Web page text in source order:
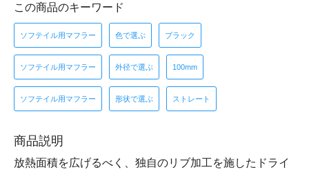
この商品のキーワード
ソフテイル用マフラー 色で選ぶ ブラック
ソフテイル用マフラー 外径で選ぶ 100mm
ソフテイル用マフラー 形状で選ぶ ストレート
商品説明
放熱面積を広げるべく、独自のリブ加工を施したドライ